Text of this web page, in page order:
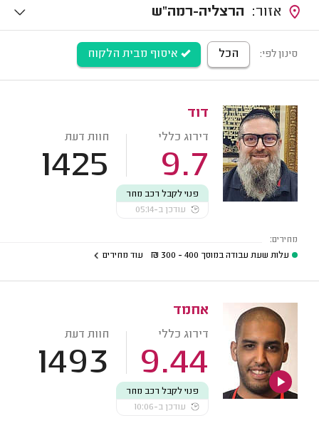
הרצליה-רמה"ש
סינון לפי: הכל איסוף מבית הלקוח
דוד
דירוג כללי
9.7
חוות דעת
1425
פנוי לקבל רכב מחר
עודכן ב-05:14
מחירים:
עלות שעת עבודה במוסך 400 - 300
₪ עוד מחירים
אחמד
דירוג כללי
9.44
חוות דעת
1493
פנוי לקבל רכב מחר
עודכן ב-10:06